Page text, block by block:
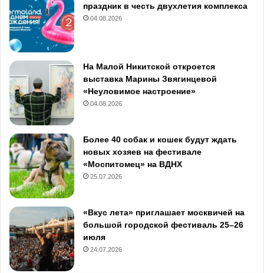
праздник в честь двухлетия комплекса
04.08.2026
На Малой Никитской откроется
выставка Марины Звягинцевой
«Неуловимое настроение»
04.08.2026
Более 40 собак и кошек будут ждать
новых хозяев на фестивале
«Моспитомец» на ВДНХ
25.07.2026
«Вкус лета» приглашает москвичей на
большой городской фестиваль 25–26
июля
24.07.2026